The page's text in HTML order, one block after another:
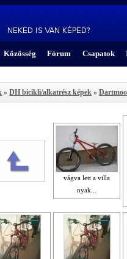
Közösség Fórum Csapatok
»DH bicikli/alkatrész képek »
vágva lett a villa
nyak...